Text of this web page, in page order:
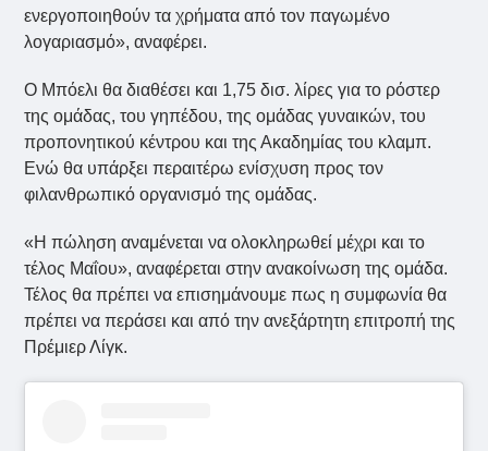
ενεργοποιηθούν τα χρήματα από τον παγωμένο
λογαριασμό», αναφέρει.
Ο Μπόελι θα διαθέσει και 1,75 δισ. λίρες για το ρόστερ
της ομάδας, του γηπέδου, της ομάδας γυναικών, του
προπονητικού κέντρου και της Ακαδημίας του κλαμπ.
Ενώ θα υπάρξει περαιτέρω ενίσχυση προς τον
φιλανθρωπικό οργανισμό της ομάδας.
«Η πώληση αναμένεται να ολοκληρωθεί μέχρι και το
τέλος Μαΐου», αναφέρεται στην ανακοίνωση της ομάδα.
Τέλος θα πρέπει να επισημάνουμε πως η συμφωνία θα
πρέπει να περάσει και από την ανεξάρτητη επιτροπή της
Πρέμιερ Λίγκ.